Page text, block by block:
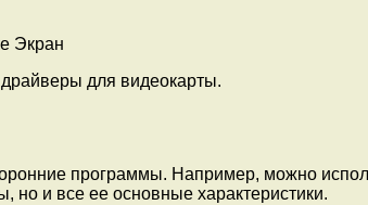
для видеокарты.
программы. Например, можно
но и все ее основные характеристики.